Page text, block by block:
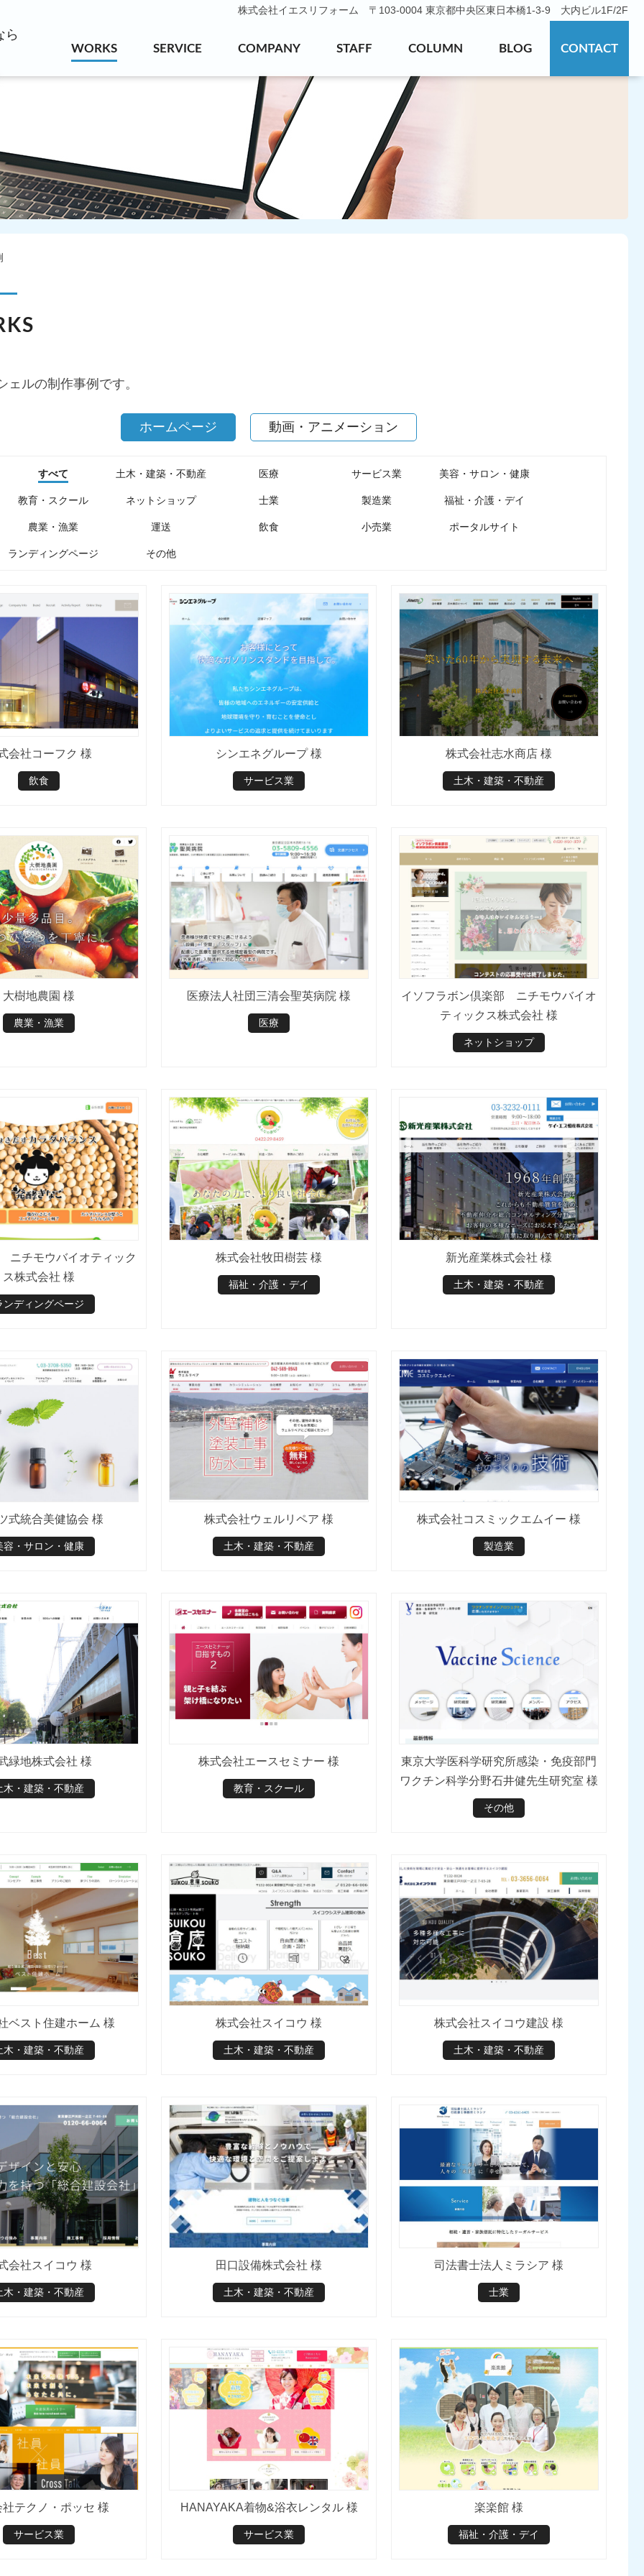
株式会社イエスリフォーム 〒103-0004 東京都中央区東日本橋1-3-9 大内ビル1F/2F
ら
WORKS SERVICE COMPANY STAFF COLUMN BLOG CONTACT
ェルの制作事例です。
ホームページ 動画・アニメーション
すべて 土木・建築・不動産 医療 サービス業 美容・サロン・健康
教育・スクール ネットショップ 士業 製造業 福祉・介護・デイ
農業・漁業 運送 飲食 小売業 ポータルサイト
ランディングページ その他
会社コーフク 様
飲食
シンエネグループ 様
サービス業
株式会社志水商店 様
土木・建築・不動産
大樹地農園 様
農業・漁業
医療法人社団三清会聖英病院 様
医療
イソフラボン倶楽部 ニチモウバイオ
ティックス株式会社 様
ネットショップ
ニチモウバイオティック
ス株式会社 様
ンディングページ
株式会社牧田樹芸 様
福祉・介護・デイ
新光産業株式会社 様
土木・建築・不動産
式統合美健協会 様
容・サロン・健康
株式会社ウェルリペア 様
土木・建築・不動産
株式会社コスミックエムイー 様
製造業
緑地株式会社 様
木・建築・不動産
株式会社エースセミナー 様
教育・スクール
東京大学医科学研究所感染・免疫部門
ワクチン科学分野石井健先生研究室 様
その他
ベスト住建ホーム 様
木・建築・不動産
株式会社スイコウ 様
土木・建築・不動産
株式会社スイコウ建設 様
土木・建築・不動産
会社スイコウ 様
木・建築・不動産
田口設備株式会社 様
土木・建築・不動産
司法書士法人ミラシア 様
士業
社テクノ・ポッセ 様
サービス業
HANAYAKA着物&浴衣レンタル 様
サービス業
楽楽館 様
福祉・介護・デイ